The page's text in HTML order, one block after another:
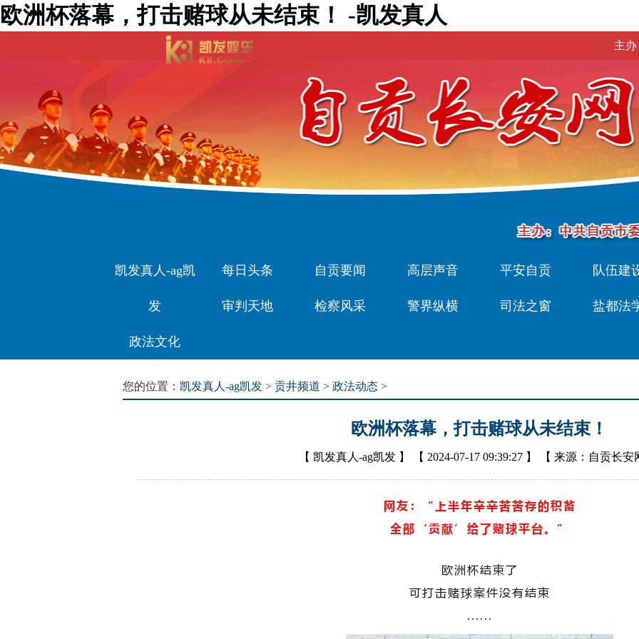
欧洲杯落幕，打击赌球从未结束！ -凯发真人
主
凯发真人-ag凯
发
每日头条 自贡要闻 高层声音 平安自贡 队伍建
审判天地 检察风采 警界纵横 司法之窗 盐都法
政法文化
您的位置： 凯发真人-ag凯发 > 贡井频道 > 政法动态 >
欧洲杯落幕，打击赌球从未结束！
【 凯发真人-ag凯发 】 【 2024-07-17 09:39:27 】 【 来源：自贡长安